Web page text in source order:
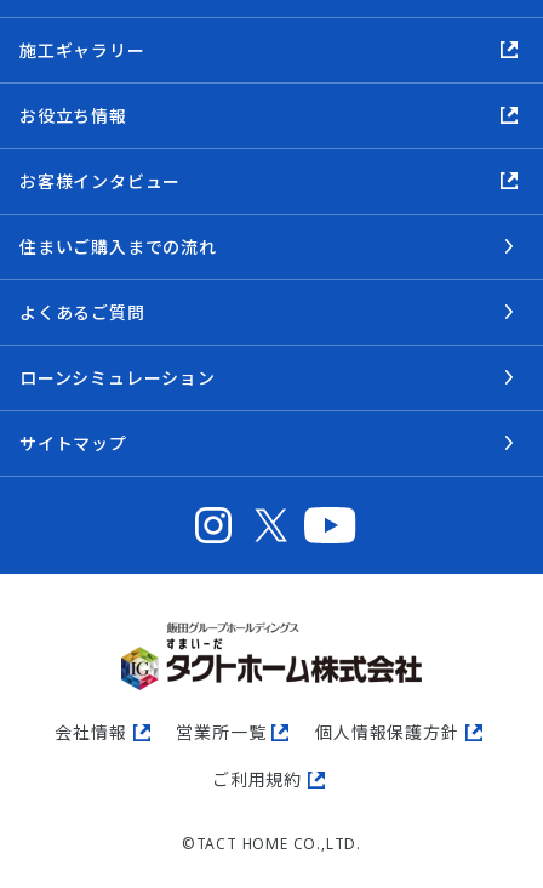
施工ギャラリー
お役立ち情報
お客様インタビュー
住まいご購入までの流れ
よくあるご質問
ローンシミュレーション
サイトマップ
会社情報 営業所一覧 個人情報保護方針
ご利用規約
©TACT HOME CO.,LTD.